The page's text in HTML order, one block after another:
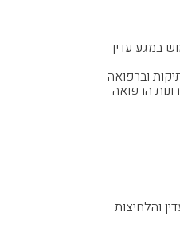
במגע עדין
באמנויות לחימה עתיקות וברפואה
בפיזיותרפיה עם עקרונות הרפואה
והלחיצות